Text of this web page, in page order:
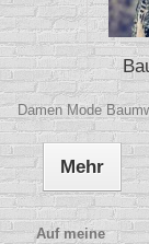
Damen Mode
Mehr
Auf meine